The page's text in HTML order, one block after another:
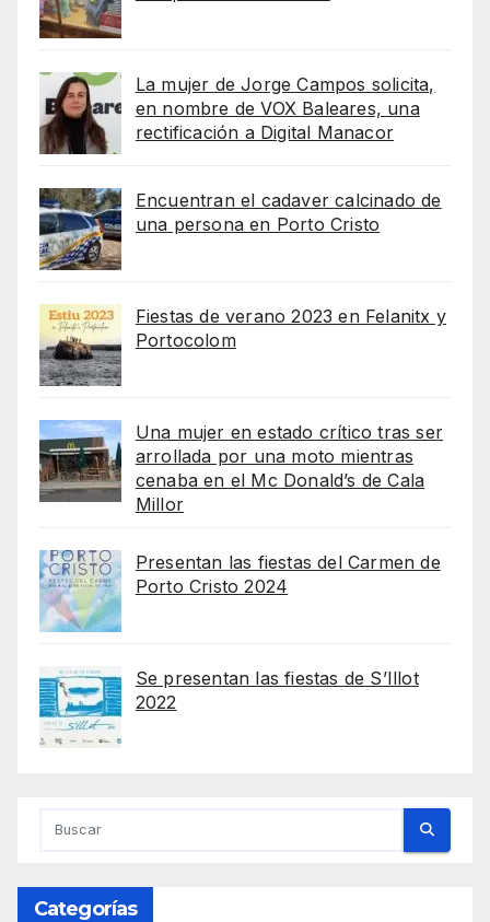
La mujer de Jorge Campos solicita,
en nombre de VOX Baleares, una
rectificación a Digital Manacor
Encuentran el cadaver calcinado de
una persona en Porto Cristo
Fiestas de verano 2023 en Felanitx y
Portocolom
Una mujer en estado crítico tras ser
arrollada por una moto mientras
cenaba en el Mc Donald’s de Cala
Millor
Presentan las fiestas del Carmen de
Porto Cristo 2024
Se presentan las fiestas de S’Illot
2022
Categorías